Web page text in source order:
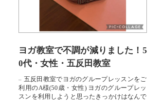
ヨガ教室で不調が減りました！5
0代・女性・五反田教室
五反田教室でヨガのグループレッスンをご
利用のA様(50歳・女性) ヨガのグループレッ
スンを利用しようと思ったきっかけはなんで